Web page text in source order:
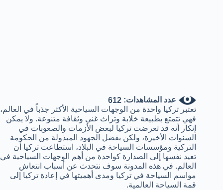
عدد المشاهدات: 612
تعتبر تركيا واحدة من الوجهات السياحية الأكثر جذباً في العالم،
فهي تتمتع بطبيعة خلابة وتراث غني وثقافة متنوعة. ولا يمكن
إنكار أنه قد تعرضت تركيا لبعض الأزمات والصعوبات في
السنوات الأخيرة، ولكن بفضل الجهود المبذولة من الحكومة
التركية ومؤسسات السياحة في البلاد، استطاعت تركيا أن
تعيد نفسها إلى الصدارة كواحدة من أهم الوجهات السياحية في
العالم. في هذه المدونة سوف نتحدث عن أسباب انتعاش
مواسم السياحة في تركيا ومدى أهميتها في إعادة تركيا إلى
قمة السياحة العالمية.